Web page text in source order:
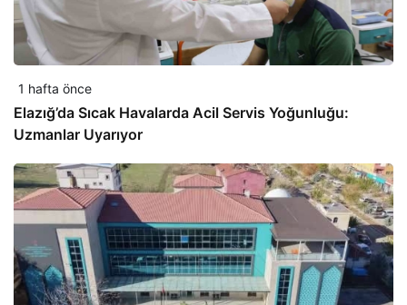
1 hafta önce
Elazığ’da Sıcak Havalarda Acil Servis Yoğunluğu:
Uzmanlar Uyarıyor